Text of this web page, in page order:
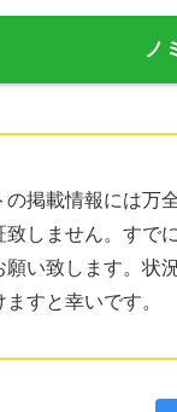
ノ
掲載情報には万
致しません。すで
願い致します。状
すと幸いです。